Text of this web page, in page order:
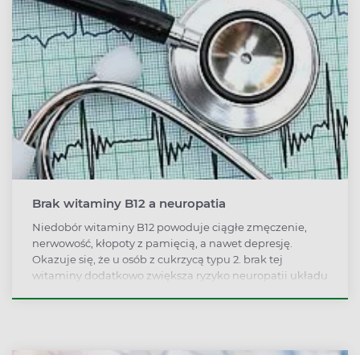
Brak witaminy B12 a neuropatia
Niedobór witaminy B12 powoduje ciągłe zmęczenie,
nerwowość, kłopoty z pamięcią, a nawet depresję.
Okazuje się, że u osób z cukrzycą typu 2. brak tej
witaminy dodatkowo zwiększa ryzyko neuropatii układu